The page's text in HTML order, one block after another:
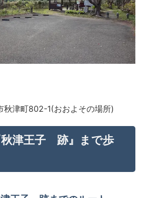
秋津町802-1(おおよその場所)
秋津王子 跡』まで歩